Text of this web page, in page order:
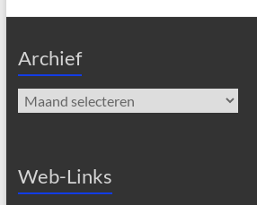
Archief
Archief
Web-Links